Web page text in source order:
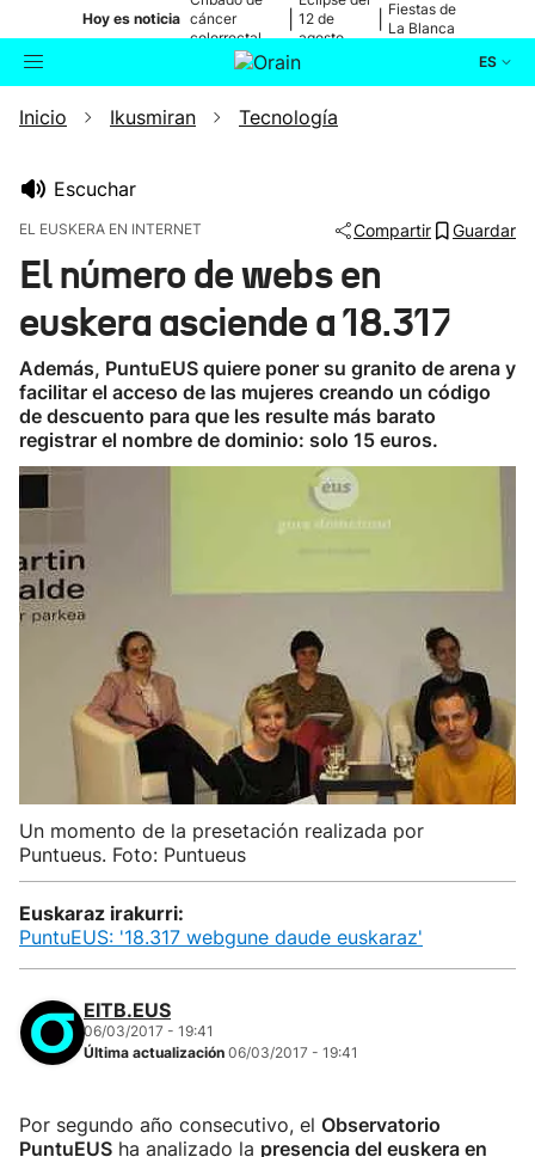
Hoy es noticia cáncer
colorrectal
12 de
agosto
Fiestas de
La Blanca
ES
Buscador Actualidad
Ikusmiran
Eguraldia
Inicio Ikusmiran Tecnología
Escuchar
EL EUSKERA EN INTERNET Compartir Guardar
El número de webs en
euskera asciende a 18.317
Además, PuntuEUS quiere poner su granito de arena y
facilitar el acceso de las mujeres creando un código
de descuento para que les resulte más barato
registrar el nombre de dominio: solo 15 euros.
Un momento de la presetación realizada por
Puntueus. Foto: Puntueus
Euskaraz irakurri:
PuntuEUS: '18.317 webgune daude euskaraz'
EITB.EUS
06/03/2017 - 19:41
Última actualización 06/03/2017 - 19:41
Por segundo año consecutivo, el Observatorio
PuntuEUS ha analizado la presencia del euskera en